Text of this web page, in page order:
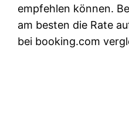
empfehlen können.
am besten die Rate
bei booking.com